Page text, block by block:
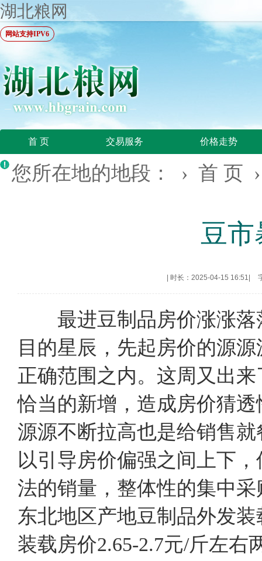
湖北粮网
网站支持IPV6
首 页 交易服务 价格走势
您所在地的地段： › 首 页
豆市
时长：2025-04-15 16:51
最进豆制品房价涨涨落
目的星辰，先起房价的源
正确范围之内。这周又出
恰当的新增，造成房价猜
源源不断拉高也是给销售
以引导房价偏强之间上下
法的销量，整体性的集中
东北地区产地豆制品外发
装载房价2.65-2.7元/斤左